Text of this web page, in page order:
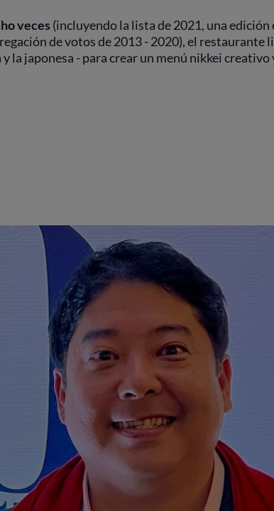
veces (incluyendo la lista de 2021, una
de votos de 2013 - 2020), el restaurante
la japonesa - para crear un menú nikkei creativo